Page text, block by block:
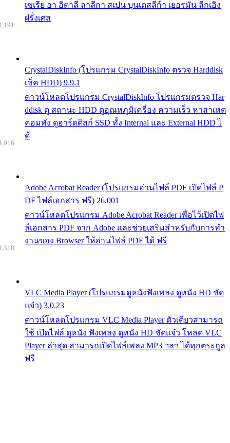
เซเรีย อา อิตาลี ลาลีกา สเปน บุนเดสลีก้า เยอรมัน ลีกเอิง
ฝรั่งเศส
CrystalDiskInfo (โปรแกรม CrystalDiskInfo ตรวจ Harddisk
เช็ค HDD) 9.9.1
ดาวน์โหลดโปรแกรม CrystalDiskInfo โปรแกรมตรวจ Har
ddisk ดู สถานะ HDD ดูอุณหภูมิเครื่อง ความเร็ว หาสาเหต
คอมพัง ดูฮาร์ดดิสก์ SSD ทั้ง Internal และ External HDD ไ
ด้
Adobe Acrobat Reader (โปรแกรมอ่านไฟล์ PDF เปิดไฟล์ P
DF ไฟล์เอกสาร ฟรี) 26.001
ดาวน์โหลดโปรแกรม Adobe Acrobat Reader เพื่อไว้เปิดไฟ
ล์เอกสาร PDF จาก Adobe และช่วยเสริมสำหรับกับการทำ
งานของ Browser ให้อ่านไฟล์ PDF ได้ ฟรี
VLC Media Player (โปรแกรมดูหนังฟังเพลง ดูหนัง HD ชัด
แจ๋ว) 3.0.23
ดาวน์โหลดโปรแกรม VLC Media Player ตัวเดียวสามารถ
ใช้ เปิดไฟล์ ดูหนัง ฟังเพลง ดูหนัง HD ชัดแจ๋ว โหลด VLC
Player ล่าสุด สามารถเปิดไฟล์เพลง MP3 ฯลฯ ได้ทุกตระกูล
ฟรี